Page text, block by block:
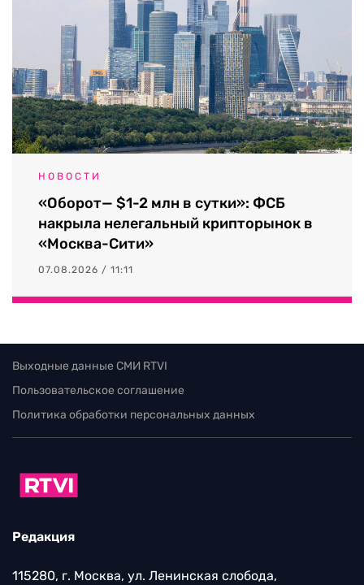
НОВОСТИ
«Оборот— $1-2 млн в сутки»: ФСБ
накрыла нелегальный крипторынок в
«Москва-Сити»
07.08.2026 / 11:11
Выходные данные СМИ RTVI
Пользовательское соглашение
Политика обработки персональных данных
Редакция
115280, г. Москва, ул. Ленинская слобода,